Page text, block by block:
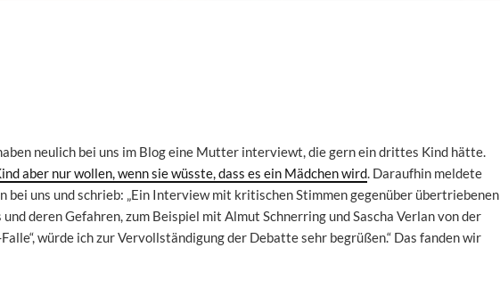
neulich bei uns im Blog eine Mutter interviewt, die gern ein drittes Kind hätte.
aber nur wollen, wenn sie wüsste, dass es ein Mädchen wird. Daraufhin meldete
bei uns und schrieb: „Ein Interview mit kritischen Stimmen gegenüber übertriebenen
deren Gefahren, zum Beispiel mit Almut Schnerring und Sascha Verlan von der
würde ich zur Vervollständigung der Debatte sehr begrüßen.“ Das fanden wir